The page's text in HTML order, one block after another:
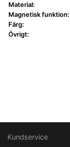
Material:
Magnetisk funktion:
Färg:
Övrigt:
Kundservice